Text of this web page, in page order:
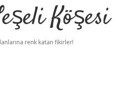
Köşesi
renk katan fikirler!